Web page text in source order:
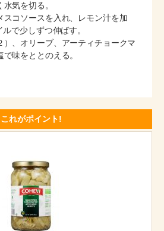
気を切る。
コソースを入れ、レモン汁を加
で少しずつ伸ばす。
、オリーブ、アーティチョークマ
味をととのえる。
これがポイント!